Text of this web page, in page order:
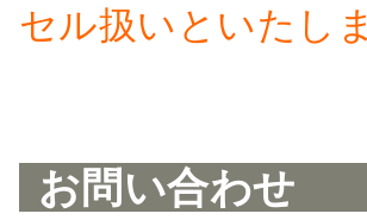
セル扱いといたし
お問い合わせ